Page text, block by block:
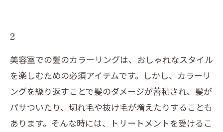
2
美容室での髪のカラーリングは、おしゃれなスタイル
を楽しむための必須アイテムです。しかし、カラーリ
ングを繰り返すことで髪のダメージが蓄積され、髪が
パサついたり、切れ毛や抜け毛が増えたりすることも
あります。そんな時には、トリートメントを受けるこ